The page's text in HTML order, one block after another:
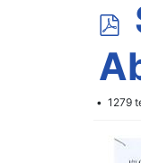
1279